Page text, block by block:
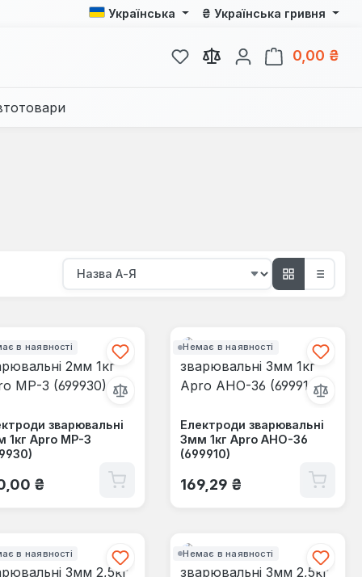
Українська ₴ Українська гривня
У вас є 0 у списку бажань
0,00 ₴
в наявності
зварювальні
1кг Apro МР-3
ціна:
₴
Немає в наявності
Електроди зварювальні
3мм 1кг Apro АНО-36
(699910)
Звичайна ціна:
169,29 ₴
в наявності Немає в наявності